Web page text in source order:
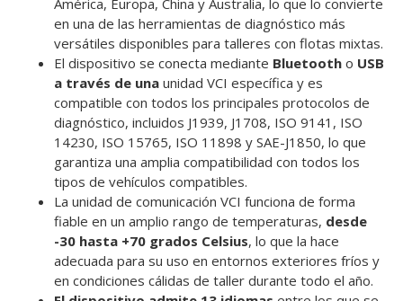
América, Europa, China y Australia, lo que lo convierte
en una de las herramientas de diagnóstico más
versátiles disponibles para talleres con flotas mixtas.
El dispositivo se conecta mediante Bluetooth o USB
a través de una unidad VCI específica y es
compatible con todos los principales protocolos de
diagnóstico, incluidos J1939, J1708, ISO 9141, ISO
14230, ISO 15765, ISO 11898 y SAE-J1850, lo que
garantiza una amplia compatibilidad con todos los
tipos de vehículos compatibles.
La unidad de comunicación VCI funciona de forma
fiable en un amplio rango de temperaturas, desde
-30 hasta +70 grados Celsius, lo que la hace
adecuada para su uso en entornos exteriores fríos y
en condiciones cálidas de taller durante todo el año.